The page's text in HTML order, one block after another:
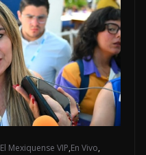
El Mexiquense VIP,En Vivo,